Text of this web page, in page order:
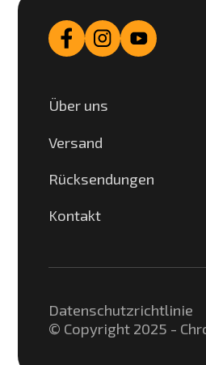
Über uns
Versand
Rücksendungen
Kontakt
© Copyright 2025 -
Datenschutzrichtlinie